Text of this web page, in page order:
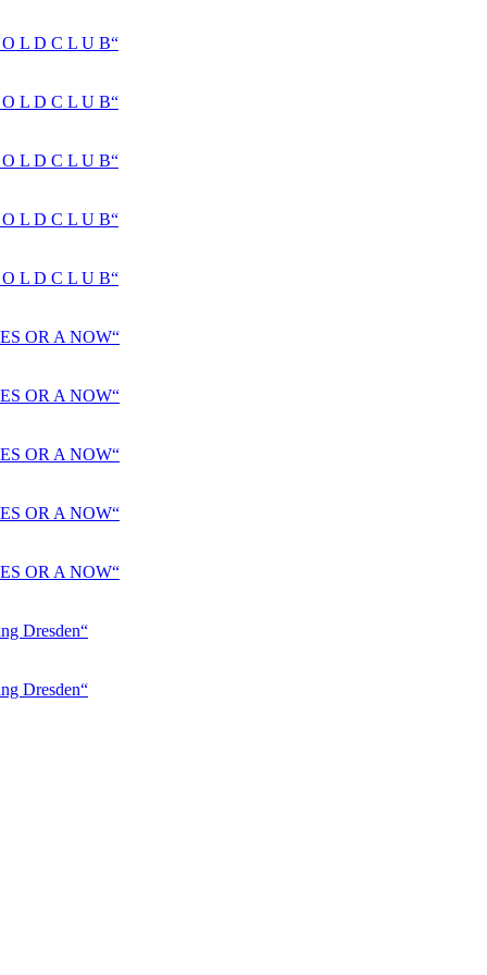
L D C L U B“
L D C L U B“
L D C L U B“
L D C L U B“
L D C L U B“
OR A NOW“
OR A NOW“
OR A NOW“
OR A NOW“
OR A NOW“
Dresden“
Dresden“